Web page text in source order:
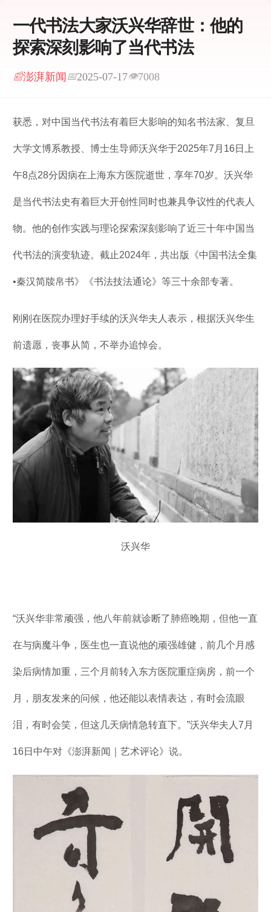
一代书法大家沃兴华辞世：他的
探索深刻影响了当代书法
📰澎湃新闻📅2025-07-17👁7008
获悉，对中国当代书法有着巨大影响的知名书法家、复旦
大学文博系教授、博士生导师沃兴华于2025年7月16日上
午8点28分因病在上海东方医院逝世，享年70岁。沃兴华
是当代书法史有着巨大开创性同时也兼具争议性的代表人
物。他的创作实践与理论探索深刻影响了近三十年中国当
代书法的演变轨迹。截止2024年，共出版《中国书法全集
•秦汉简牍帛书》《书法技法通论》等三十余部专著。
刚刚在医院办理好手续的沃兴华夫人表示，根据沃兴华生
前遗愿，丧事从简，不举办追悼会。
沃兴华
“沃兴华非常顽强，他八年前就诊断了肺癌晚期，但他一直
在与病魔斗争，医生也一直说他的顽强雄健，前几个月感
染后病情加重，三个月前转入东方医院重症病房，前一个
月，朋友发来的问候，他还能以表情表达，有时会流眼
泪，有时会笑，但这几天病情急转直下。”沃兴华夫人7月
16日中午对《澎湃新闻｜艺术评论》说。